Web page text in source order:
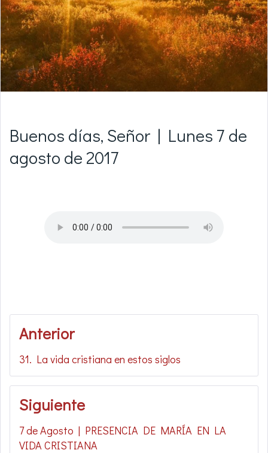
Buenos días, Señor | Lunes 7 de
agosto de 2017
Navegación
de
entradas
Anterior
31. La vida cristiana en estos siglos
Siguiente
7 de Agosto | PRESENCIA DE MARÍA EN LA
VIDA CRISTIANA